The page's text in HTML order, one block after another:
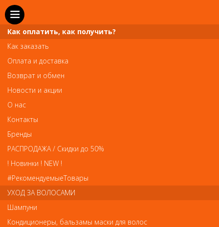
SEO
Как оплатить, как получить?
Как заказать
Оплата и доставка
Возврат и обмен
Новости и акции
О нас
Контакты
Бренды
РАСПРОДАЖА / Скидки до 50%
! Новинки ! NEW !
#РекомендуемыеТовары
УХОД ЗА ВОЛОСАМИ
Шампуни
Кондиционеры, бальзамы маски для волос